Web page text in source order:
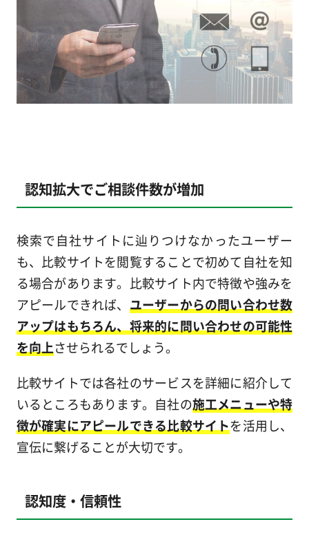
認知拡大でご相談件数が増加
検索で自社サイトに辿りつけなかったユーザー
も、比較サイトを閲覧することで初めて自社を知
る場合があります。比較サイト内で特徴や強みを
アピールできれば、 ユーザーからの問い合わせ数
アップはもちろん、将来的に問い合わせの可能性
を向上させられるでしょう。
比較サイトでは各社のサービスを詳細に紹介して
いるところもあります。自社の施工メニューや特
徴が確実にアピールできる比較サイトを活用し、
宣伝に繋げることが大切です。
認知度・信頼性